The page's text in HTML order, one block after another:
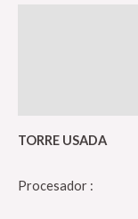
TORRE USADA
Procesador :